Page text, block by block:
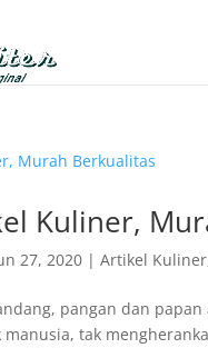
Kuliner,
27, 2020 |Artikel Kuliner
pangan dan
tak